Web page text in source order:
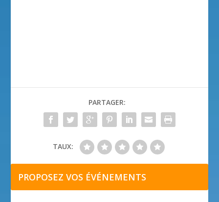
PARTAGER:
TAUX:
PROPOSEZ VOS ÉVÉNEMENTS